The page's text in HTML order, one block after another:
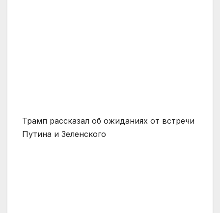
Трамп рассказал об ожиданиях от встречи
Путина и Зеленского